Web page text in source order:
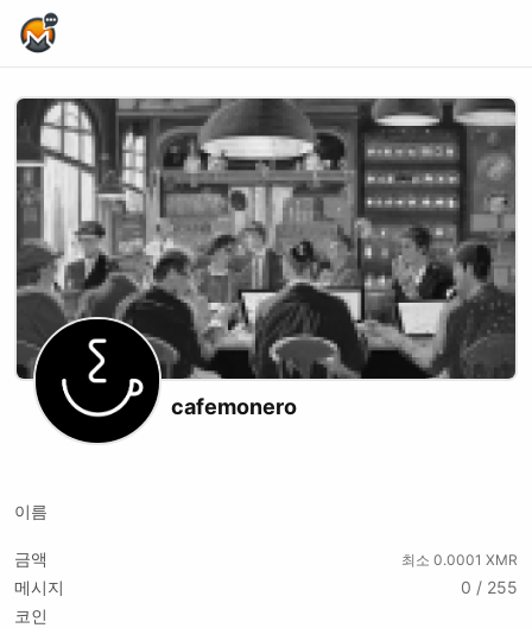
cafemonero
이름
금액 최소 0.0001 XMR
메시지
0 / 255
코인